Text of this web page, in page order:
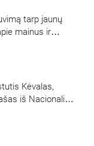
tarp jaunų
mainus ir
Kėvalas,
iš Nacionalinio